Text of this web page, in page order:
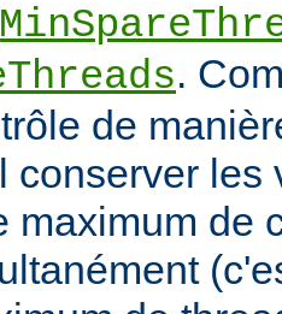
.
de
conserver les
maximum de